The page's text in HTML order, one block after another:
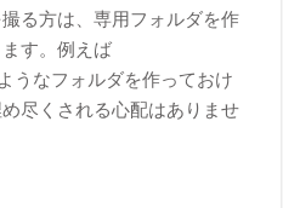
る方は、専用フォルダを作
す。例えば
うなフォルダを作っておけ
尽くされる心配はありませ